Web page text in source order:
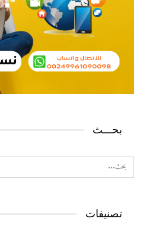
بحـــث
تصنيفات